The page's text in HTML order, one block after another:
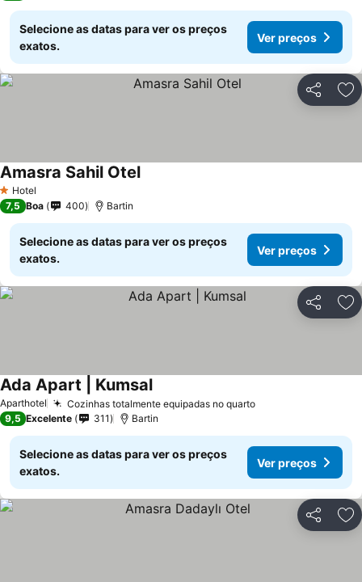
Selecione as datas para ver os preços
exatos.
Ver preços
Partilhar
1 Estrelas
Hotel
Amasra Sahil Otel
7,5 Boa 400 Bartin
Selecione as datas para ver os preços
exatos.
Ver preços
Partilhar
Aparthotel Cozinhas totalmente equipadas no quarto
Ada Apart | Kumsal
9,5 Excelente 311 Bartin
Selecione as datas para ver os preços
exatos.
Ver preços
Partilhar